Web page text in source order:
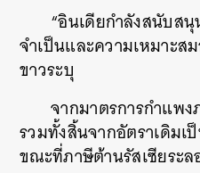
“อินเดียกำลังสนับส
จำเป็นและความเหมาะส
ขาวระบุ
จากมาตรการกำแพ
รวมทั้งสิ้นจากอัตราเดิม
ขณะที่ภาษีต้านรัสเซียระล